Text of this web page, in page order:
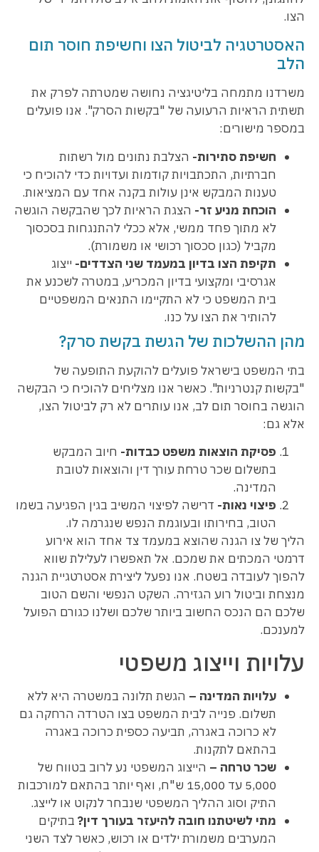
הצו.
האסטרטגיה לביטול הצו וחשיפת חוסר תום
הלב
משרדנו מתמחה בליטיגציה נחושה שמטרתה לפרק את
תשתית הראיות הרעועה של "בקשות הסרק". אנו פועלים
במספר מישורים:
חשיפת סתירות-הצלבת נתונים מול רשתות
חברתיות, התכתבויות קודמות ועדויות כדי להוכיח כי
טענות המבקש אינן עולות בקנה אחד עם המציאות.
הוכחת מניע זר-הצגת הראיות לכך שהבקשה הוגשה
לא מתוך פחד ממשי, אלא ככלי להתנגחות בסכסוך
מקביל (כגון סכסוך רכושי או משמורת).
תקיפת הצו בדיון במעמד שני הצדדים-ייצוג
אגרסיבי ומקצועי בדיון המכריע, במטרה לשכנע את
בית המשפט כי לא התקיימו התנאים המשפטיים
להותיר את הצו על כנו.
מהן ההשלכות של הגשת בקשת סרק?
בתי המשפט בישראל פועלים להוקעת התופעה של
"בקשות קנטרניות". כאשר אנו מצליחים להוכיח כי הבקשה
הוגשה בחוסר תום לב, אנו עותרים לא רק לביטול הצו,
אלא גם:
פסיקת הוצאות משפט כבדות-חיוב המבקש
בתשלום שכר טרחת עורך דין והוצאות לטובת
המדינה.
פיצוי נאות-דרישה לפיצוי המשיב בגין הפגיעה בשמו
הטוב, בחירותו ובעוגמת הנפש שנגרמה לו.
הליך של צו הגנה שהוצא במעמד צד אחד הוא אירוע
דרמטי המכתים את שמכם. אל תאפשרו לעלילת שווא
להפוך לעובדה בשטח. אנו נפעל ליצירת אסטרטגיית הגנה
מנצחת וביטול רוע הגזירה. השקט הנפשי והשם הטוב
שלכם הם הנכס החשוב ביותר שלכם ושלנו כגורם הפועל
למענכם.
עלויות וייצוג משפטי
עלויות המדינה –הגשת תלונה במשטרה היא ללא
תשלום. פנייה לבית המשפט בצו הטרדה הרחקה גם
לא כרוכה באגרה, תביעה כספית כרוכה באגרה
בהתאם לתקנות.
שכר טרחה – הייצוג המשפטי נע לרוב בטווח של
5,000 עד 15,000 ש"ח, ואף יותר בהתאם למורכבות
התיק וסוג ההליך המשפטי שנבחר לנקוט או לייצג.
מתי לשיטתנו חובה להיעזר בעורך דין?בתיקים
המערבים משמורת ילדים או רכוש, כאשר לצד השני